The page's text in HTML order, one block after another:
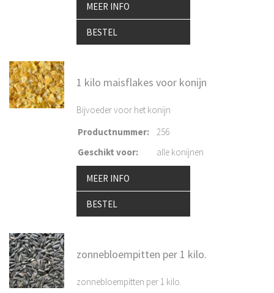
MEER INFO
BESTEL
1 kilo maisflakes voor konijn
Bijvoeder voor het konijn
Productnummer:
256
Geschikt voor: alle konijnen
MEER INFO
BESTEL
zonnebloempitten per 1 kilo.
zonnebloempitten per 1 kilo.